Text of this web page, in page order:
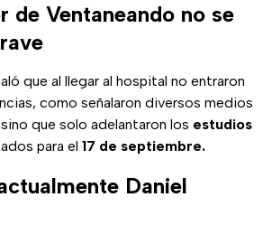
de Ventaneando no se
que al llegar al hospital no entraron
como señalaron diversos medios
que solo adelantaron los estudios
para el 17 de septiembre.
Daniel